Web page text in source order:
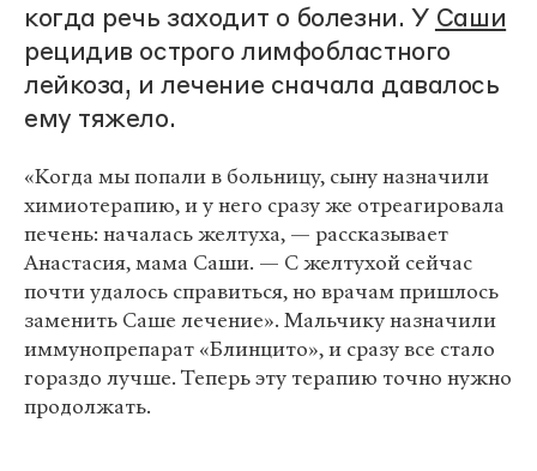
когда речь заходит о болезни. У Саши
рецидив острого лимфобластного
лейкоза, и лечение сначала давалось
ему тяжело.
«Когда мы попали в больницу, сыну назначили
химиотерапию, и у него сразу же отреагировала
печень: началась желтуха, — рассказывает
Анастасия, мама Саши. — С желтухой сейчас
почти удалось справиться, но врачам пришлось
заменить Саше лечение». Мальчику назначили
иммунопрепарат «Блинцито», и сразу все стало
гораздо лучше. Теперь эту терапию точно нужно
продолжать.